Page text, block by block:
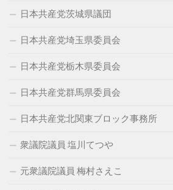
日本共産党茨城県議団
日本共産党埼玉県委員会
日本共産党栃木県委員会
日本共産党群馬県委員会
日本共産党北関東ブロック事務所
衆議院議員 塩川てつや
元衆議院議員 梅村さえこ